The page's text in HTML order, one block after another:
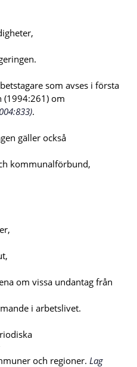
som avses i första
(1994:261) om
.
gäller också
kommunalförbund,
om vissa undantag från
i arbetslivet.
och regioner. Lag